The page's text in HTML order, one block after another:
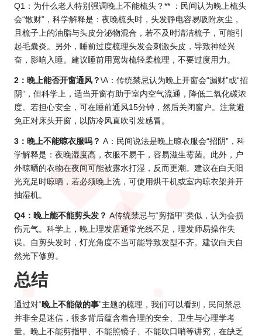
Q1：为什么老人特别强调晚上不能梳头？** ：民间认为晚上梳头
会“散财”，科学解释是：夜晚梳头时，头发静电容易吸附灰尘，
且梳子上的油脂与头皮分泌物混合，若不及时清洁梳子，可能引
起毛囊炎。另外，睡前过度梳理头发会刺激头皮，导致神经兴
奋，影响入睡。建议睡前用宽齿梳轻柔梳理，不要过度用力。
2：晚上能否开窗通风？ \A：传统禁忌认为晚上开窗会“漏财”或“招
阴”，但科学上，适当开窗有助于室内空气流通，降低二氧化碳浓
度。若担心安全，可在睡前通风15分钟，然后关闭窗户。注意避
免正对床头开窗，以防冷风直吹引发感冒。
3：晚上不能晾衣服吗？ A：民间说法是晚上晾衣服会“招阴”，科
学解释是：夜晚湿度高，衣服不易干，容易滋生霉菌。此外，户
外晾晒的衣物在夜间可能被露水打湿，反而更潮。建议在白天阳
光充足时晾晒，若必须晚上洗，可使用烘干机或室内晾衣架并开
抽湿机。
Q4：晚上能不能剪头发？ A传统禁忌与“剪指甲”类似，认为会损
伤元气。科学上，晚上理发店通常光线不足，理发师易操作失
误。自剪头发时，灯光角度不当可能导致发型不齐。建议白天自
然光下修剪。
总结
通过对“晚上不能做的事”主题的梳理，我们可以看到，民间禁忌
并非全是迷信，很多背后蕴含着合理的安全、卫生与心理学考
量。晚上不能剪指甲、不能照镜子、不能吹口哨等讲究，在缺乏